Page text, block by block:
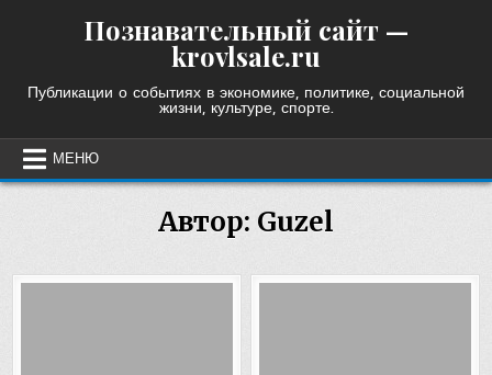
Познавательный сайт —
krovlsale.ru
Публикации о событиях в экономике, политике, социальной
жизни, культуре, спорте.
МЕНЮ
Автор: Guzel